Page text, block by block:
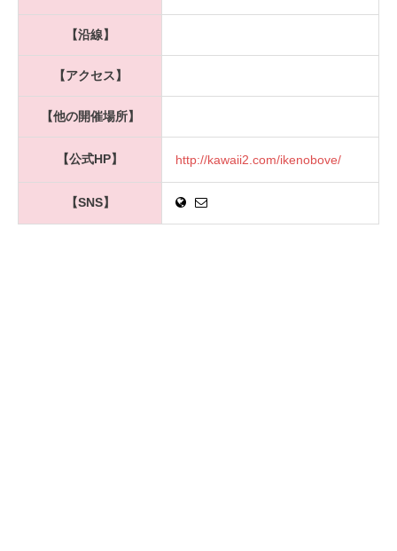
【沿線】
【アクセス】
【他の開催場所】
【公式HP】 http://kawaii2.com/ikenobove/
【SNS】